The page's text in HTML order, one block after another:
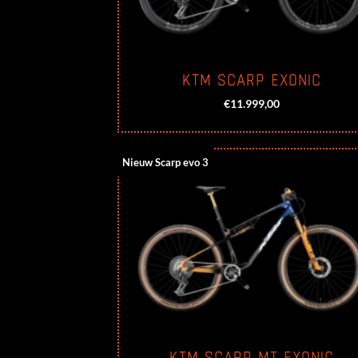
KTM SCARP EXONIC
€11.999,00
Nieuw Scarp evo 3